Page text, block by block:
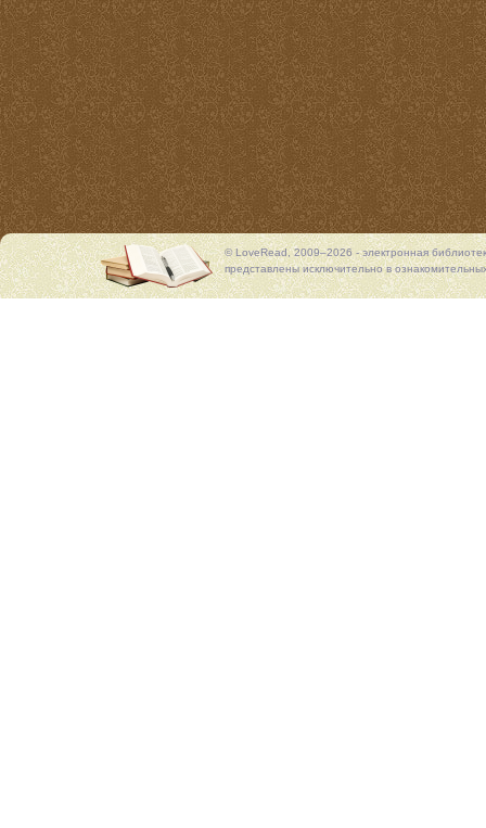
© LoveRead, 2009–2026 - электронная
представлены исключительно в